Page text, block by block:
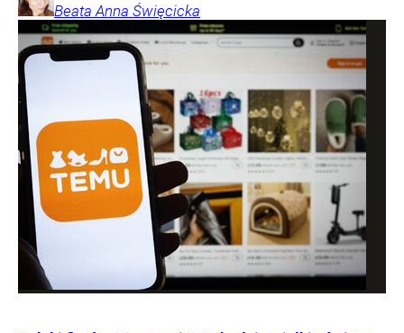
Beata Anna Święcicka